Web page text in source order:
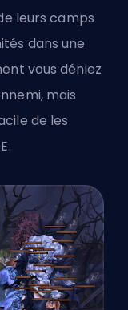
leurs camps
dans une
vous déniez
mais
de les